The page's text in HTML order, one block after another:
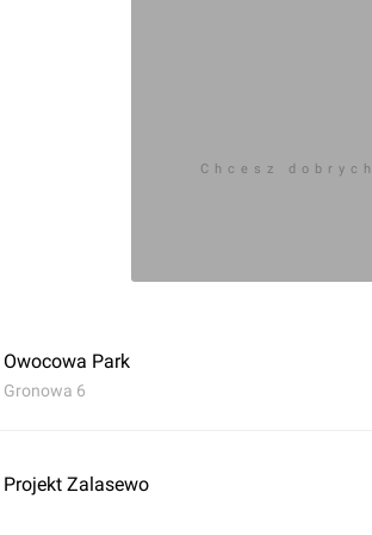
Chcesz
Owocowa Park
Gronowa 6
Projekt Zalasewo